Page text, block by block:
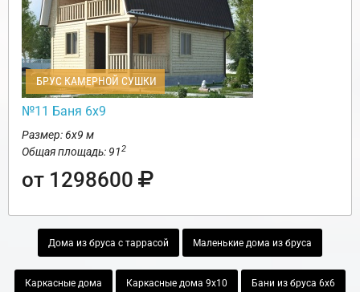
БРУС КАМЕРНОЙ СУШКИ
№11 Баня 6х9
Размер: 6х9 м
Общая площадь: 912
от 1298600
Дома из бруса с таррасой Маленькие дома из бруса
Каркасные дома Каркасные дома 9х10 Бани из бруса 6х6